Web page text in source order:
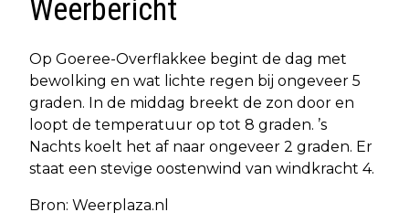
Weerbericht
Op Goeree-Overflakkee begint de dag met
bewolking en wat lichte regen bij ongeveer 5
graden. In de middag breekt de zon door en
loopt de temperatuur op tot 8 graden. ’s
Nachts koelt het af naar ongeveer 2 graden. Er
staat een stevige oostenwind van windkracht 4.
Bron: Weerplaza.nl